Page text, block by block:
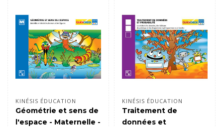
KINÉSIS ÉDUCATION
Géométrie et sens de
l'espace - Maternelle -
KINÉSIS ÉDUCATION
Traitement de
données et